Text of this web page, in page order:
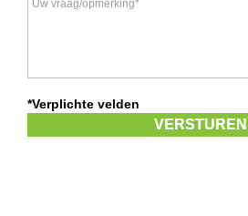
*Verplichte velden